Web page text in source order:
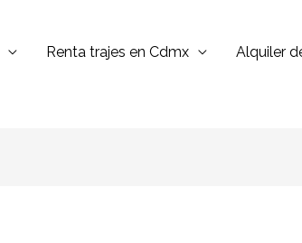
Renta trajes en Cdmx
Alquiler